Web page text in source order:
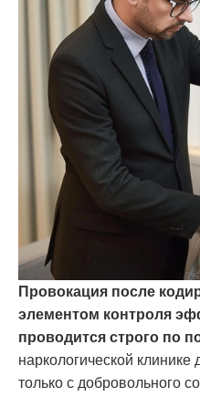
Провокация после
элементом контроля
проводится строго по
наркологической
только с добровольного